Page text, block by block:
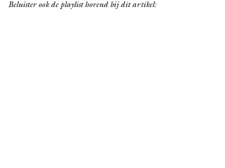
Beluister ook de playlist horend bij dit artikel: